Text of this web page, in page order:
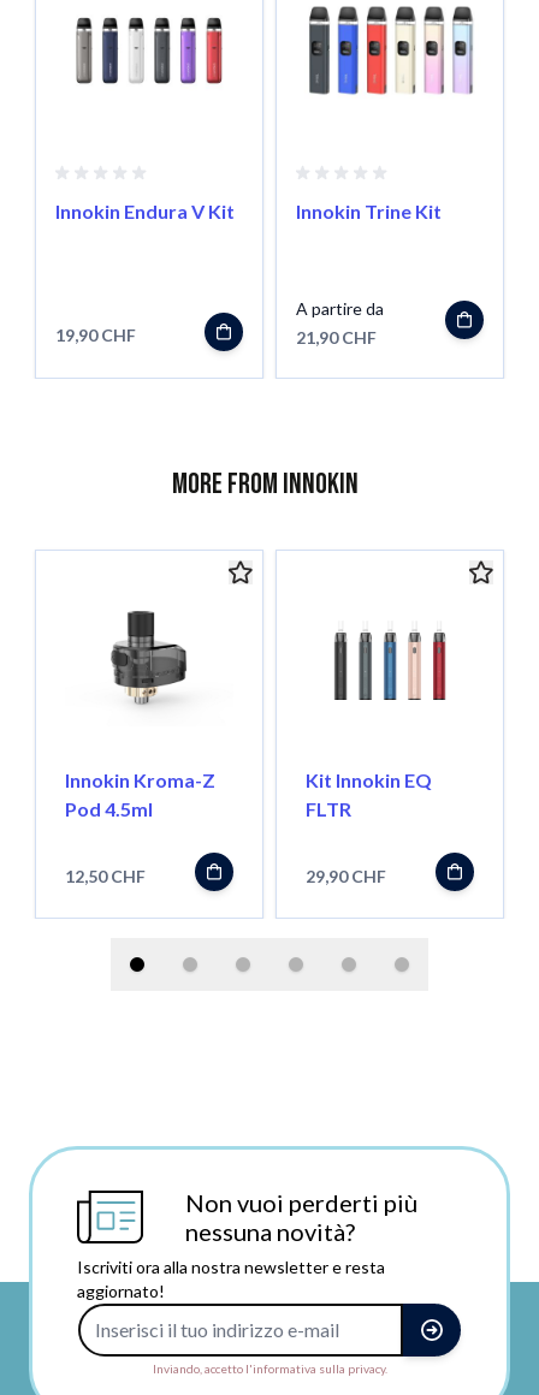
Innokin Endura V Kit
19,90 CHF
Innokin Trine Kit
A partire da
21,90 CHF
More from Innokin
Innokin Kroma-Z
Pod 4.5ml
12,50 CHF
Kit Innokin EQ
FLTR
29,90 CHF
Non vuoi perderti più
nessuna novità?
Iscriviti ora alla nostra newsletter e resta
aggiornato!
Inviando, accetto l'informativa sulla privacy.